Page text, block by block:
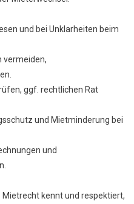
und bei Unklarheiten beim
vermeiden,
ggf. rechtlichen Rat
und Mietminderung bei
und
Mietrecht kennt und respektiert,